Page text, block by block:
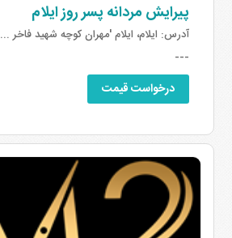
پیرایش مردانه پسر روز ایلام
آدرس: ایلام، ایلام 'مهران کوچه شهید فاخر ...
---
درخواست قیمت